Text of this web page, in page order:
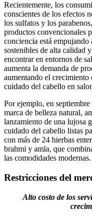
Recientemente, los
conscientes de los efectos
los sulfatos y los
productos convencionales
conciencia está empujando
sostenibles de alta calidad
encontrar en entornos de
aumenta la demanda de
aumentando el
cuidado del cabello en
Por ejemplo, en
marca de belleza natural,
lanzamiento de una lujosa
cuidado del cabello listas
con más de 24 hierbas
brahmi y amla, que
las comodidades modernas.
Restricciones del
Alto costo de los